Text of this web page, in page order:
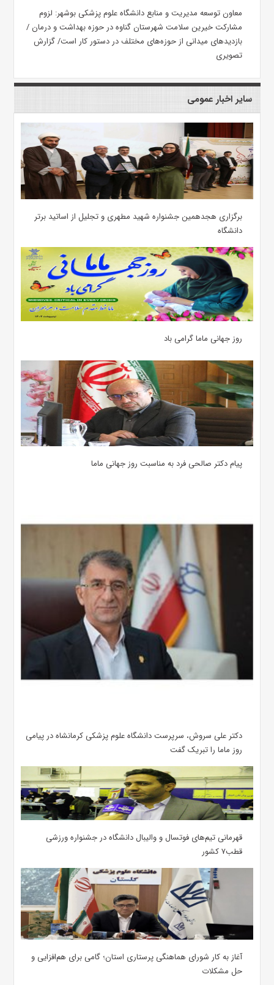
معاون توسعه مدیریت و منابع دانشگاه علوم پزشکی بوشهر: لزوم
مشارکت خیرین سلامت شهرستان گناوه در حوزه بهداشت و درمان /
بازدیدهای میدانی از حوزه‌های مختلف در دستور کار است/ گزارش
تصویری
سایر اخبار عمومی
برگزاری هجدهمین جشنواره شهید مطهری و تجلیل از اساتید برتر
دانشگاه
روز جهانی ماما گرامی باد
پیام دکتر صالحی فرد به مناسبت روز جهانی ماما
دکتر علی سروش، سرپرست دانشگاه علوم پزشکی کرمانشاه در پیامی
روز ماما را تبریک گفت
قهرمانی تیم‌های فوتسال و والیبال دانشگاه در جشنواره ورزشی
قطب۷ کشور
آغاز به کار شورای هماهنگی پرستاری استان؛ گامی برای هم‌افزایی و
حل مشکلات